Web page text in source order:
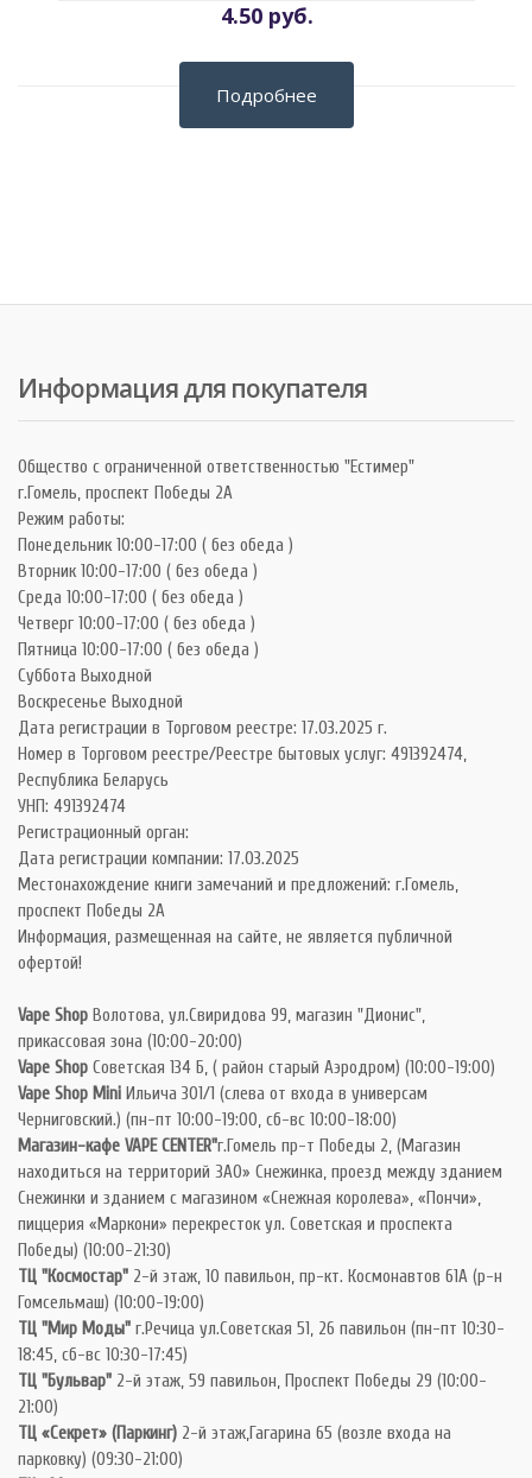
4.50 руб.
Подробнее
Информация для покупателя
Общество с ограниченной ответственностью "Естимер"
г.Гомель, проспект Победы 2А
Режим работы:
Понедельник 10:00-17:00 ( без обеда )
Вторник 10:00-17:00 ( без обеда )
Среда 10:00-17:00 ( без обеда )
Четверг 10:00-17:00 ( без обеда )
Пятница 10:00-17:00 ( без обеда )
Суббота Выходной
Воскресенье Выходной
Дата регистрации в Торговом реестре: 17.03.2025 г.
Номер в Торговом реестре/Реестре бытовых услуг: 491392474,
Республика Беларусь
УНП: 491392474
Регистрационный орган:
Дата регистрации компании: 17.03.2025
Местонахождение книги замечаний и предложений: г.Гомель,
проспект Победы 2А
Информация, размещенная на сайте, не является публичной
офертой!
Vape Shop Волотова, ул.Свиридова 99, магазин "Дионис",
прикассовая зона (10:00-20:00)
Vape Shop Советская 134 Б, ( район старый Аэродром) (10:00-19:00)
Vape Shop Mini Ильича 301/1 (слева от входа в универсам
Черниговский.) (пн-пт 10:00-19:00, сб-вс 10:00-18:00)
Магазин-кафе VAPE CENTER"г.Гомель пр-т Победы 2, (Магазин
находиться на территорий ЗАО» Снежинка, проезд между зданием
Снежинки и зданием с магазином «Снежная королева», «Пончи»,
пиццерия «Маркони» перекресток ул. Советская и проспекта
Победы) (10:00-21:30)
ТЦ "Космостар" 2-й этаж, 10 павильон, пр-кт. Космонавтов 61А (р-н
Гомсельмаш) (10:00-19:00)
ТЦ "Мир Моды" г.Речица ул.Советская 51, 26 павильон (пн-пт 10:30-
18:45, сб-вс 10:30-17:45)
ТЦ "Бульвар" 2-й этаж, 59 павильон, Проспект Победы 29 (10:00-
21:00)
ТЦ «Секрет» (Паркинг) 2-й этаж,Гагарина 65 (возле входа на
парковку) (09:30-21:00)